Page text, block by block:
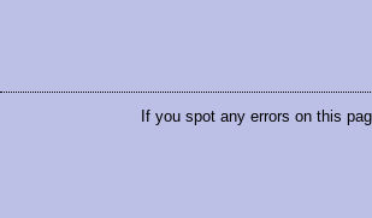
If you spot any errors on this